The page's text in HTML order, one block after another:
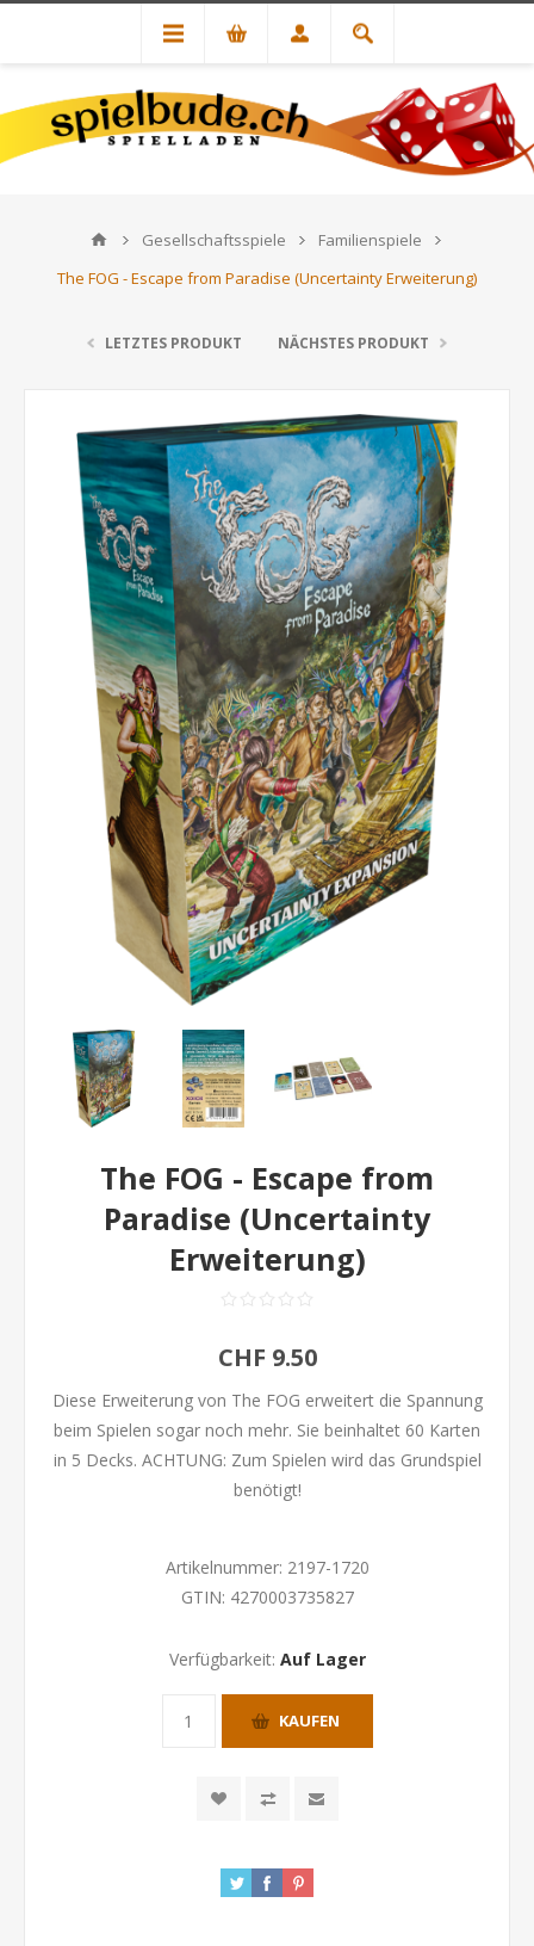
Gesellschaftsspiele
Familienspiele
The FOG - Escape from Paradise (Uncertainty Erweiterung)
LETZTES PRODUKT NÄCHSTES PRODUKT
The FOG - Escape from
Paradise (Uncertainty
Erweiterung)
CHF 9.50
Diese Erweiterung von The FOG erweitert die Spannung
beim Spielen sogar noch mehr. Sie beinhaltet 60 Karten
in 5 Decks. ACHTUNG: Zum Spielen wird das Grundspiel
benötigt!
Artikelnummer: 2197-1720
GTIN: 4270003735827
Verfügbarkeit: Auf Lager
KAUFEN